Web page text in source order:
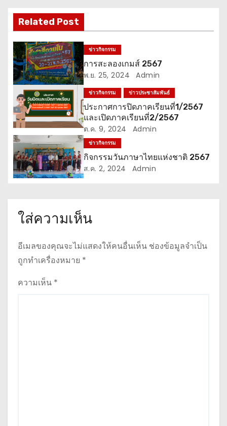
เ
รื่
อ
ง
Related Post
ข่าวกิจกรรม
การสะลองเกมส์ 2567
พ.ย. 25, 2024 Admin
ข่าวกิจกรรม ข่าวประชาสัมพันธ์
ประกาศการปิดภาคเรียนที่1/2567
และเปิดภาคเรียนที่2/2567
ต.ค. 9, 2024 Admin
ข่าวกิจกรรม
กิจกรรมวันภาษาไทยแห่งชาติ 2567
ส.ค. 2, 2024 Admin
ใส่ความเห็น
อีเมลของคุณจะไม่แสดงให้คนอื่นเห็น ช่องข้อมูลจำเป็น
ถูกทำเครื่องหมาย *
ความเห็น *